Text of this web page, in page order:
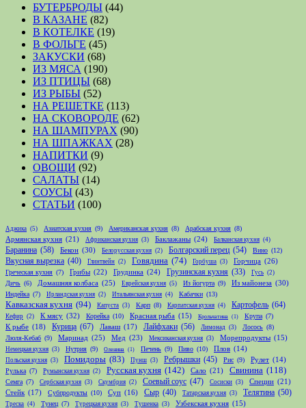
БУТЕРБРОДЫ (44)
В КАЗАНЕ (82)
В КОТЕЛКЕ (19)
В ФОЛЬГЕ (45)
ЗАКУСКИ (68)
ИЗ МЯСА (190)
ИЗ ПТИЦЫ (68)
ИЗ РЫБЫ (52)
НА РЕШЕТКЕ (113)
НА СКОВОРОДЕ (62)
НА ШАМПУРАХ (90)
НА ШПАЖКАХ (28)
НАПИТКИ (9)
ОВОЩИ (92)
САЛАТЫ (14)
СОУСЫ (43)
СТАТЬИ (100)
Аджика (5) Азиатская кухня (9) Американская кухня (8) Арабская кухня (8)
Армянская кухня (21) Африканская кухня (3) Баклажаны (24) Балканская кухня (4)
Баранина (58) Бекон (30) Белорусская кухня (2) Болгарский перец (54) Вино (12)
Вкусная вырезка (40) Глинтвейн (2) Говядина (74) Горбуша (3) Горчица (26)
Греческая кухня (7) Грибы (22) Грудинка (24) Грузинская кухня (33) Гусь (2)
Дичь (6) Домашняя колбаса (25) Еврейская кухня (5) Из йогурта (9) Из майонеза (30)
Индейка (7) Ирландская кухня (2) Итальянская кухня (4) Кабачки (13)
Кавказская кухня (94) Капуста (3) Карп (8) Карпатская кухня (4) Картофель (64)
Кефир (2) К мясу (32) Корейка (10) Красная рыба (15) Крольчатина (1) Крупа (7)
К рыбе (18) Курица (67) Лаваш (17) Лайфхаки (56) Лимонад (3) Лосось (8)
Люля-Кебаб (9) Маринад (25) Мед (23) Мексиканская кухня (3) Морепродукты (15)
Немецкая кухня (3) Нутрия (9) Оленина (1) Печень (9) Пиво (10) Плов (14)
Польская кухня (3) Помидоры (83) Пунш (3) Ребрышки (45) Рис (9) Рулет (14)
Рулька (7) Румынская кухня (2) Русская кухня (142) Сало (21) Свинина (118)
Семга (7) Сербская кухня (3) Скумбрия (2) Соевый соус (47) Сосиски (3) Специи (21)
Стейк (17) Субпродукты (10) Суп (16) Сыр (40) Татарская кухня (3) Телятина (50)
Треска (4) Тунец (7) Турецкая кухня (3) Тушенка (3) Узбекская кухня (15)